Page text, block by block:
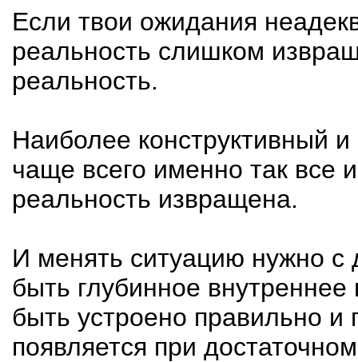
Если твои ожидания
реальность слишком
реальность.
Наиболее конструктивный
чаще всего именно так все
реальность извращена.
И менять ситуацию нужно с
быть глубинное
быть устроено правильно
появляется при